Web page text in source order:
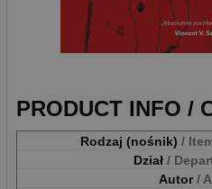
PRODUCT INFO /
Rodzaj (nośnik) /
Dział /
Autor/